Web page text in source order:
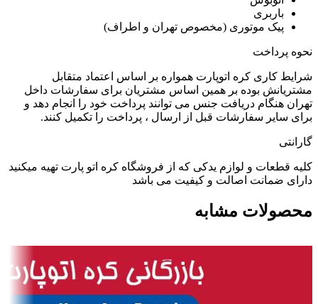
باربری
پیک موتوری (مخصوص تهران و اطراف)
نحوه پرداخت
شرایط کاری کره اتوپارت همواره بر اساس اعتماد متقابل
مشتریانش بوده بر همین اساس مشتریان برای سفارشات داخل
تهران هنگام دریافت جنس می توانند پرداخت خود را انجام دهد و
برای سایر سفارشات قبل از ارسال ، پرداخت را تکمیل کنند.
گارانتی
کلیه قطعات و لوازم یدکی که از فروشگاه کره اتو پارت تهیه میکنید
دارای ضمانت اصالت و کیفیت می باشد
محصولات مشابه